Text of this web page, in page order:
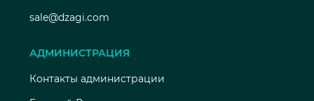
sale@dzagi.com
АДМИНИСТРАЦИЯ
Контакты администрации